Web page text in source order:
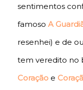
sentimentos
famoso A
resenhei) e de
tem veredito no
Coração e